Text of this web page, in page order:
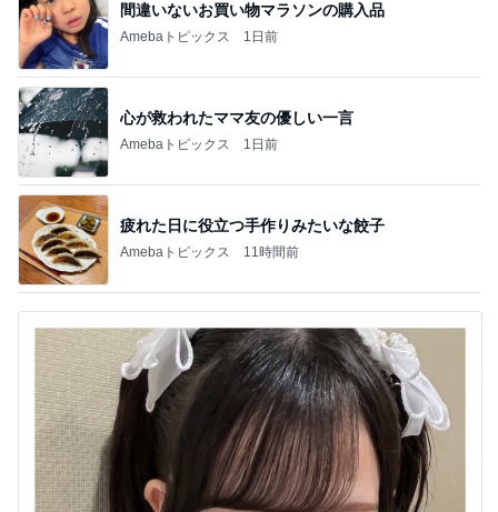
間違いないお買い物マラソンの購入品
Amebaトピックス 1日前
心が救われたママ友の優しい一言
Amebaトピックス 1日前
疲れた日に役立つ手作りみたいな餃子
Amebaトピックス 11時間前